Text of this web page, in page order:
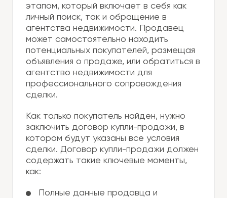
этапом, который включает в себя как
личный поиск, так и обращение в
агентства недвижимости. Продавец
может самостоятельно находить
потенциальных покупателей, размещая
объявления о продаже, или обратиться в
агентство недвижимости для
профессионального сопровождения
сделки.
Как только покупатель найден, нужно
заключить договор купли-продажи, в
котором будут указаны все условия
сделки. Договор купли-продажи должен
содержать такие ключевые моменты,
как:
Полные данные продавца и